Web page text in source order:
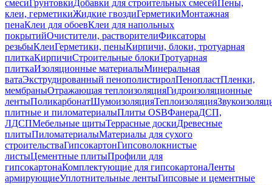
смесиГрунтовкиДобавки для строительных смесейПены,
клеи, герметикиЖидкие гвоздиГерметикиМонтажная
пенаКлеи для обоевКлеи для напольных
покрытийОчистители, растворителиФиксаторы
резьбыКлеиГерметики, пеныКирпичи, блоки, тротуарная
плиткаКирпичиСтроительные блокиТротуарная
плиткаИзоляционные материалыМинеральная
ватаЭкструдированный пенополистиролПенопластПленки,
мембраныОтражающая теплоизоляцияГидроизоляционные
лентыПоликарбонатШумоизоляцияТеплоизоляция
плитные и пиломатериалыПлиты OSBФанераДСП,
ЛДСПМебельные щитыТеррасные доскиДревесные
плитыПиломатериалыМатериалы для сухого
строительстваГипсокартонГипсоволокнистые
листыЦементные плитыПрофили для
гипсокартонаКомплектующие для гипсокартонаЛенты
армирующиеУплотнительные лентыГипсовые и цементные